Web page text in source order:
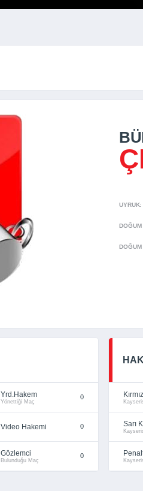
UYRUK:
DOĞUM
DOĞUM
Yrd.Hakem
Yönettiği Maç
0
Video Hakemi 0
Gözlemci
Bulunduğu Maç
0
Sarı